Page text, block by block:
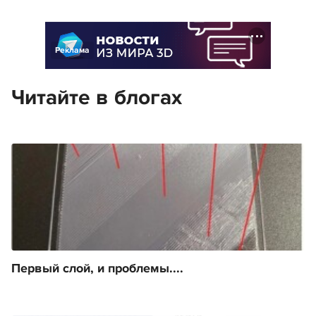
Реклама
Читайте в блогах
Первый слой, и проблемы....